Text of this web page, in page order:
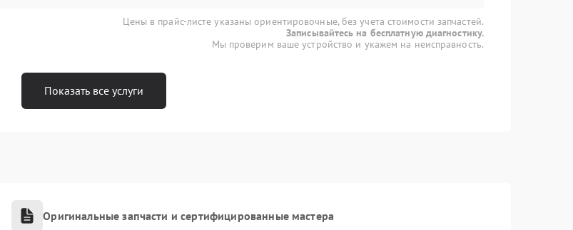
Цены в прайс-листе указаны ориентировочные, без учета стоимости запчастей.
Записывайтесь на бесплатную диагностику.
Мы проверим ваше устройство и укажем на неисправность.
Показать все услуги
Оригинальные запчасти и сертифицированные мастера